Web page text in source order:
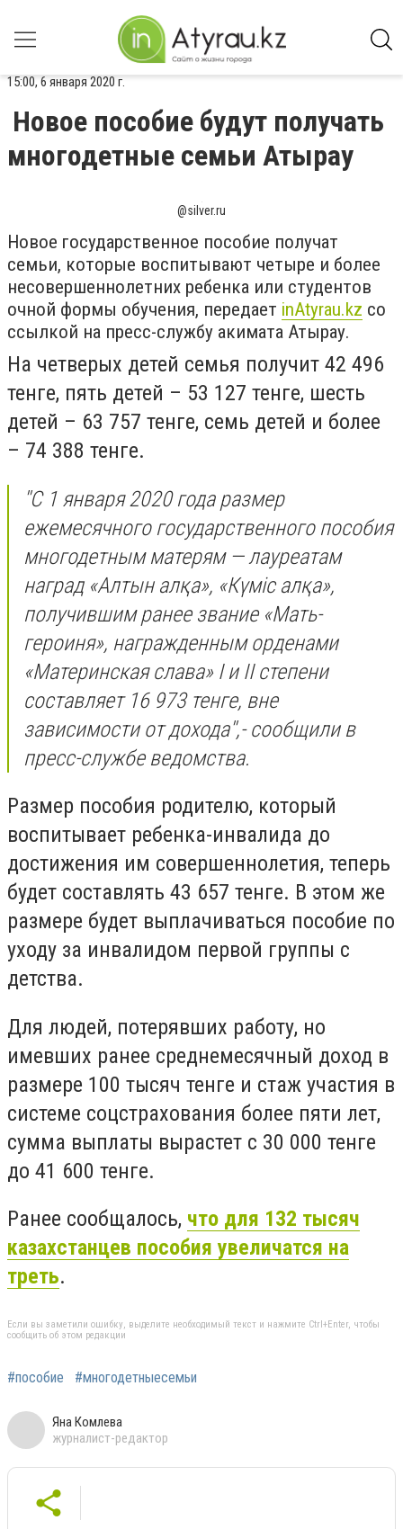
15:00, 6 января 2020 г.
Новое пособие будут получать
многодетные семьи Атырау
@silver.ru
Новое государственное пособие получат
семьи, которые воспитывают четыре и более
несовершеннолетних ребенка или студентов
очной формы обучения, передает inAtyrau.kz со
ссылкой на пресс-службу акимата Атырау.
На четверых детей семья получит 42 496
тенге, пять детей – 53 127 тенге, шесть
детей – 63 757 тенге, семь детей и более
– 74 388 тенге.
''С 1 января 2020 года размер
ежемесячного государственного пособия
многодетным матерям — лауреатам
наград «Алтын алқа», «Күміс алқа»,
получившим ранее звание «Мать-
героиня», награжденным орденами
«Материнская слава» I и II степени
составляет 16 973 тенге, вне
зависимости от дохода'',- сообщили в
пресс-службе ведомства.
Размер пособия родителю, который
воспитывает ребенка-инвалида до
достижения им совершеннолетия, теперь
будет составлять 43 657 тенге. В этом же
размере будет выплачиваться пособие по
уходу за инвалидом первой группы с
детства.
Для людей, потерявших работу, но
имевших ранее среднемесячный доход в
размере 100 тысяч тенге и стаж участия в
системе соцстрахования более пяти лет,
сумма выплаты вырастет с 30 000 тенге
до 41 600 тенге.
Ранее сообщалось, что для 132 тысяч
казахстанцев пособия увеличатся на
треть.
Если вы заметили ошибку, выделите необходимый текст и нажмите Ctrl+Enter, чтобы
сообщить об этом редакции
#пособие #многодетныесемьи
Яна Комлева
журналист-редактор